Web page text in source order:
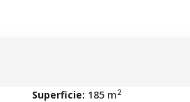
Superficie: 185 m2